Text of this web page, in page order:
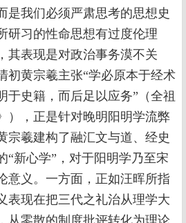
是我们必须严肃思考的思想史
研习的性命思想有过度伦理
其表现是对政治事务漠不关
初黄宗羲主张“学必原本于经术
于史籍，而后足以应务”（全祖
），正是针对晚明阳明学流弊
宗羲建构了融汇文与道、经史
“新心学”，对于阳明学乃至宋
意义。一方面，正如汪晖所指
表现在把三代之礼治从理学大
从零散的制度批评转化为理论